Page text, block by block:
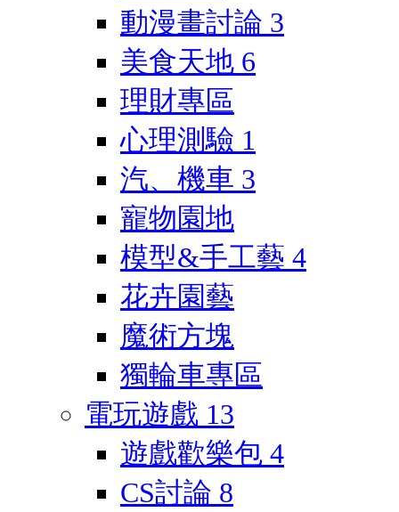
動漫畫討論 3
美食天地 6
理財專區
心理測驗 1
汽、機車 3
寵物園地
模型&手工藝 4
花卉園藝
魔術方塊
獨輪車專區
電玩遊戲 13
遊戲歡樂包 4
CS討論 8